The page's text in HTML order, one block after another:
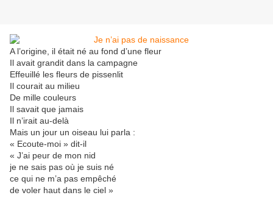
A l’origine, il était né au fond d’une fleur
Il avait grandit dans la campagne
Effeuillé les fleurs de pissenlit
Il courait au milieu
De mille couleurs
Il savait que jamais
Il n’irait au-delà
Mais un jour un oiseau lui parla :
« Ecoute-moi » dit-il
« J’ai peur de mon nid
je ne sais pas où je suis né
ce qui ne m’a pas empêché
de voler haut dans le ciel »